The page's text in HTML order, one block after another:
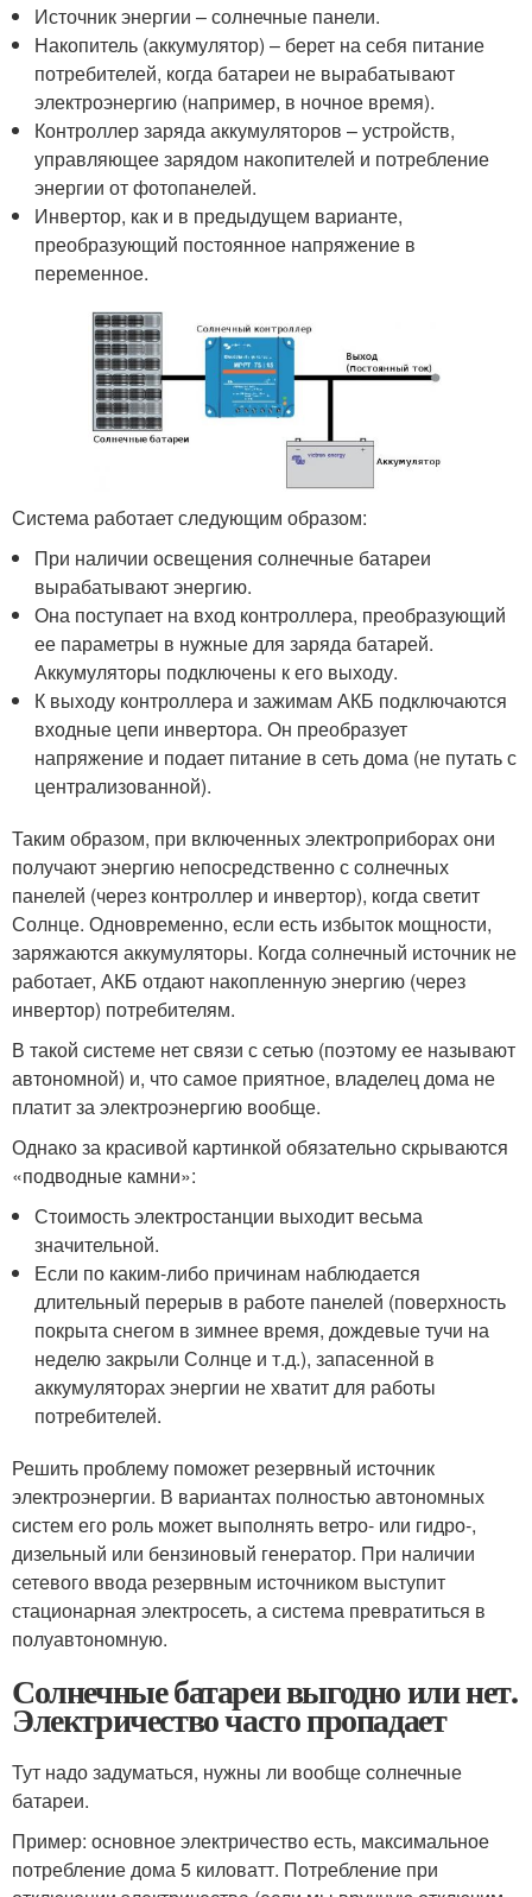
Источник энергии – солнечные панели.
Накопитель (аккумулятор) – берет на себя питание
потребителей, когда батареи не вырабатывают
электроэнергию (например, в ночное время).
Контроллер заряда аккумуляторов – устройств,
управляющее зарядом накопителей и потребление
энергии от фотопанелей.
Инвертор, как и в предыдущем варианте,
преобразующий постоянное напряжение в
переменное.
Система работает следующим образом:
При наличии освещения солнечные батареи
вырабатывают энергию.
Она поступает на вход контроллера, преобразующий
ее параметры в нужные для заряда батарей.
Аккумуляторы подключены к его выходу.
К выходу контроллера и зажимам АКБ подключаются
входные цепи инвертора. Он преобразует
напряжение и подает питание в сеть дома (не путать с
централизованной).
Таким образом, при включенных электроприборах они
получают энергию непосредственно с солнечных
панелей (через контроллер и инвертор), когда светит
Солнце. Одновременно, если есть избыток мощности,
заряжаются аккумуляторы. Когда солнечный источник не
работает, АКБ отдают накопленную энергию (через
инвертор) потребителям.
В такой системе нет связи с сетью (поэтому ее называют
автономной) и, что самое приятное, владелец дома не
платит за электроэнергию вообще.
Однако за красивой картинкой обязательно скрываются
«подводные камни»:
Стоимость электростанции выходит весьма
значительной.
Если по каким-либо причинам наблюдается
длительный перерыв в работе панелей (поверхность
покрыта снегом в зимнее время, дождевые тучи на
неделю закрыли Солнце и т.д.), запасенной в
аккумуляторах энергии не хватит для работы
потребителей.
Решить проблему поможет резервный источник
электроэнергии. В вариантах полностью автономных
систем его роль может выполнять ветро- или гидро-,
дизельный или бензиновый генератор. При наличии
сетевого ввода резервным источником выступит
стационарная электросеть, а система превратиться в
полуавтономную.
Солнечные батареи выгодно или нет.
Электричество часто пропадает
Тут надо задуматься, нужны ли вообще солнечные
батареи.
Пример: основное электричество есть, максимальное
потребление дома 5 киловатт. Потребление при